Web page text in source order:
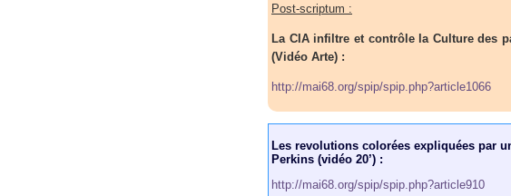
Post-scriptum :
La CIA infiltre et contrôle la Culture des
(Vidéo Arte) :
http://mai68.org/spip/spip.php?article1066
Les revolutions colorées expliquées par
Perkins (vidéo 20’) :
http://mai68.org/spip/spip.php?article910